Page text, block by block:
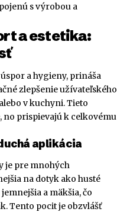
s výrobou a
a estetika:
a hygieny, prináša
zlepšenie užívateľského
v kuchyni. Tieto
no prispievajú k celkovému
aplikácia
je pre mnohých
na dotyk ako husté
a mäkšia, čo
Tento pocit je obzvlášť